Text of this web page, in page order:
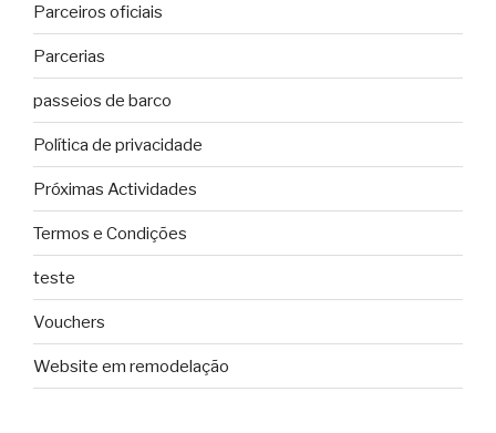
Parceiros oficiais
Parcerias
passeios de barco
Política de privacidade
Próximas Actividades
Termos e Condições
teste
Vouchers
Website em remodelação